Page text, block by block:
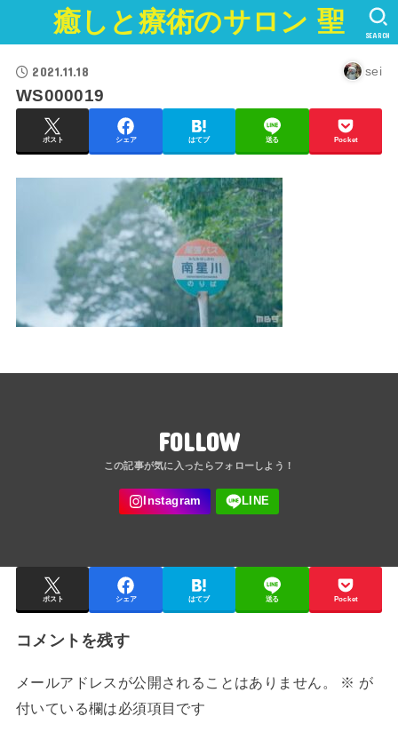
癒しと療術のサロン 聖 SEARCH
2021.11.18 sei
WS000019
ポスト シェア はてブ 送る Pocket
FOLLOW
ポスト シェア はてブ 送る Pocket
コメントを残す
メールアドレスが公開されることはありません。 ※ が
付いている欄は必須項目です